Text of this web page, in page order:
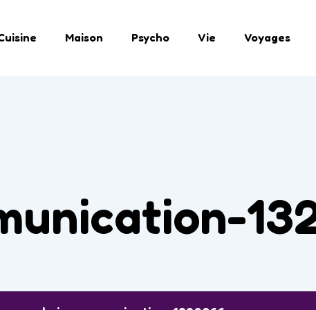
Maison Psycho Vie Voyages